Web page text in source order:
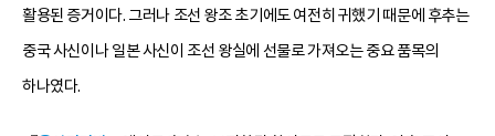
활용된 증거이다. 그러나 조선 왕조 초기에도 여전히 귀했기 때문에 후추는
중국 사신이나 일본 사신이 조선 왕실에 선물로 가져오는 중요 품목의
하나였다.